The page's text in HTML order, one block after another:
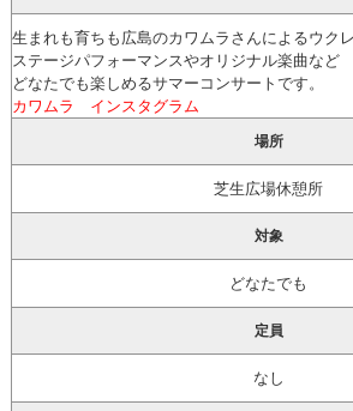
生まれも育ちも広島のカワムラさんによるウクレ
ステージパフォーマンスやオリジナル楽曲など
どなたでも楽しめるサマーコンサートです。
カワムラ インスタグラム
場所
芝生広場休憩所
対象
どなたでも
定員
なし